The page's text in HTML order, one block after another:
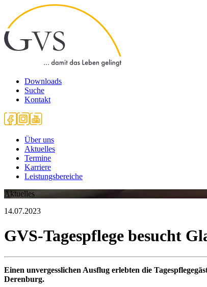
Downloads
Suche
Kontakt
Über uns
Aktuelles
Termine
Karriere
Leistungsbereiche
Aktuelles
14.07.2023
GVS-Tagespflege besucht
Einen unvergesslichen Ausflug erlebten die
Derenburg.